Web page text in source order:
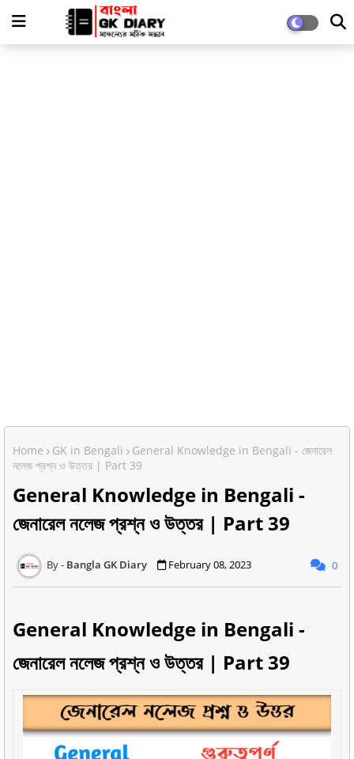
Home GK in Bengali
General Knowledge in Bengali - জেনারেল
নলেজ প্রশ্ন ও উত্তর | Part 39
General Knowledge in Bengali -
জেনারেল নলেজ প্রশ্ন ও উত্তর | Part 39
Bangla GK Diary February 08, 2023 0
General Knowledge in Bengali -
জেনারেল নলেজ প্রশ্ন ও উত্তর | Part 39